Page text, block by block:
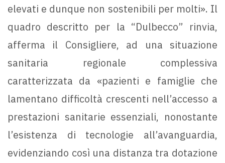
elevati e dunque non sostenibili per molti». Il
quadro descritto per la “Dulbecco” rinvia,
afferma il Consigliere, ad una situazione
sanitaria regionale complessiva
caratterizzata da «pazienti e famiglie che
lamentano difficoltà crescenti nell’accesso a
prestazioni sanitarie essenziali, nonostante
l’esistenza di tecnologie all’avanguardia,
evidenziando così una distanza tra dotazione